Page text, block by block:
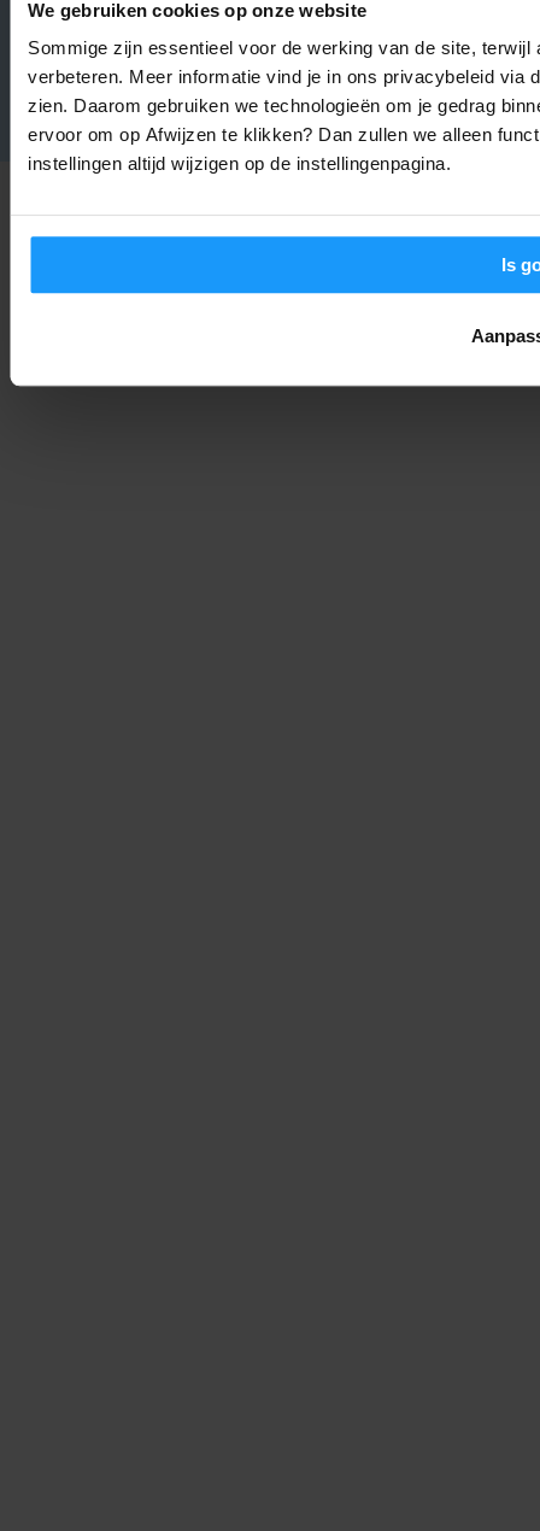
We gebruiken cookies op onze website
Sommige zijn essentieel voor de werking van de site,
verbeteren. Meer informatie vind je in ons privacybeleid via
zien. Daarom gebruiken we technologieën om je gedrag
ervoor om op Afwijzen te klikken? Dan zullen we alleen
instellingen altijd wijzigen op de instellingenpagina.
Is
De Philips Hue Bridge Pro is Hier: Waarom Je Smarthome Nooit
Meer Hetzelfde Zal Zijn
Nieuws Joshua - 4. september 2025
LOAD MORE